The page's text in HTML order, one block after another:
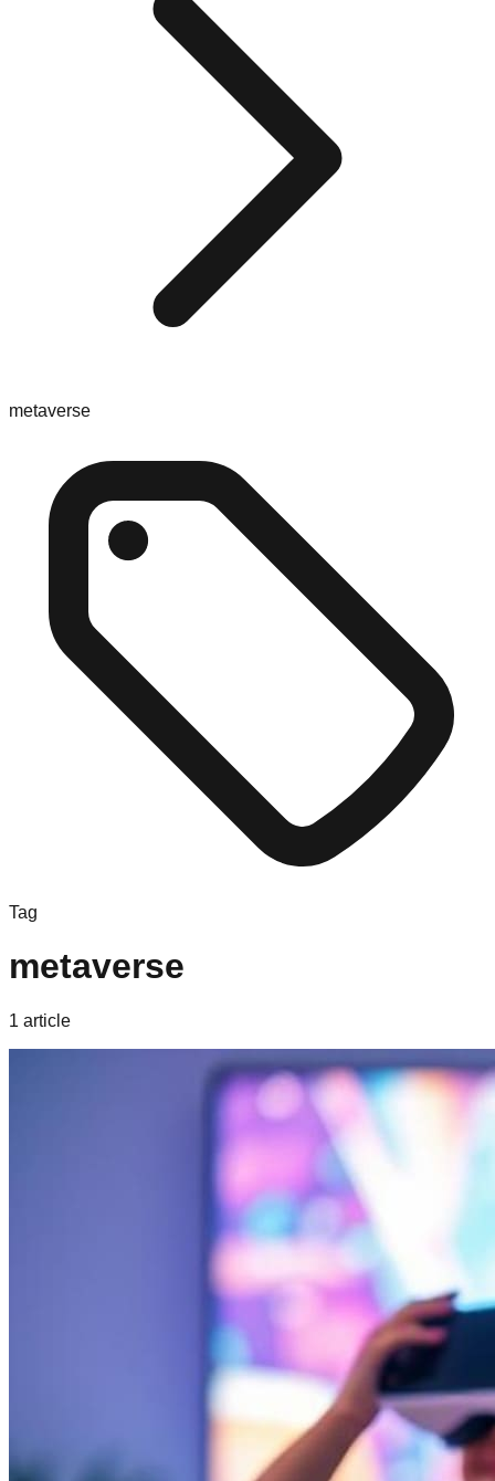
metaverse
Tag
metaverse
1 article